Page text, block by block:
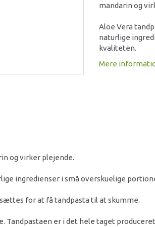
mandarin og
Aloe Vera
naturlige
kvaliteten.
Mere
og virker plejende.
ingredienser i små overskuelige
for at få tandpasta til at skumme.
er i det hele taget